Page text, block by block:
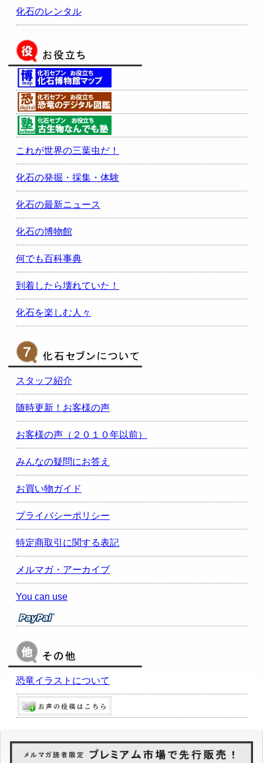
化石のレンタル
これが世界の三葉虫だ！
化石の発掘・採集・体験
化石の最新ニュース
化石の博物館
何でも百科事典
到着したら壊れていた！
化石を楽しむ人々
スタッフ紹介
随時更新！お客様の声
お客様の声（２０１０年以前）
みんなの疑問にお答え
お買い物ガイド
プライバシーポリシー
特定商取引に関する表記
メルマガ・アーカイブ
You can use
恐竜イラストについて